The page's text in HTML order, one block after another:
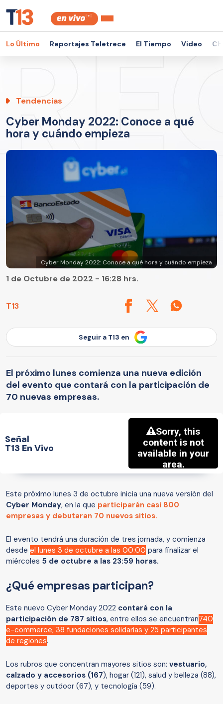
Lo Último Reportajes Teletrece El Tiempo Video
Tendencias
Cyber Monday 2022: Conoce a qué
hora y cuándo empieza
Cyber Monday 2022: Conoce a qué hora y cuándo empieza
T13
1 de Octubre de 2022 - 16:28 hrs.
Seguir a T13 en
El próximo lunes comienza una nueva edición
del evento que contará con la participación de
70 nuevas empresas.
Señal
T13 En Vivo
Este próximo lunes 3 de octubre inicia una nueva versión del
Cyber Monday, en la que participarán casi 800
empresas y debutaran 70 nuevos sitios.
El evento tendrá una duración de tres jornada, y comienza
desde el lunes 3 de octubre a las 00:00 para finalizar el
miércoles 5 de octubre a las 23:59 horas.
¿Qué empresas participan?
Este nuevo Cyber Monday 2022 contará con la
participación de 787 sitios, entre ellos se encuentran740
e-commerce, 38 fundaciones solidarias y 25 participantes
de regiones.
Los rubros que concentran mayores sitios son: vestuario,
calzado y accesorios (167), hogar (121), salud y belleza (88),
deportes y outdoor (67), y tecnología (59).